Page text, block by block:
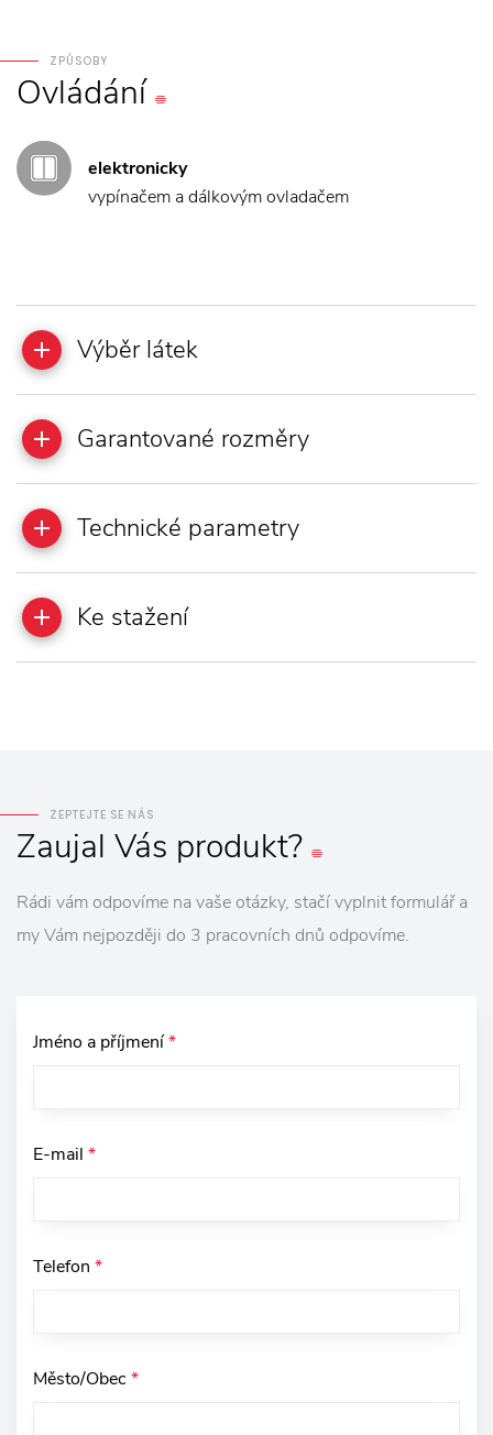
ZPŮSOBY
Ovládání
elektronicky
vypínačem a dálkovým ovladačem
Výběr látek
Garantované rozměry
Technické parametry
Ke stažení
ZEPTEJTE SE NÁS
Zaujal Vás produkt?
Rádi vám odpovíme na vaše otázky, stačí vyplnit formulář a
my Vám nejpozději do 3 pracovních dnů odpovíme.
Jméno a příjmení*
E-mail *
Telefon *
Město/Obec*